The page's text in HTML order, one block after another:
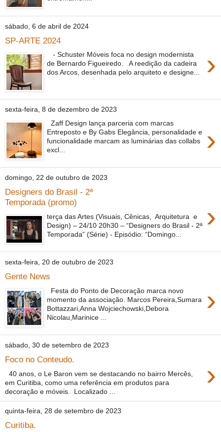
sábado, 6 de abril de 2024
SP-ARTE 2024
›
- Schuster Móveis foca no design modernista
de Bernardo Figueiredo. A reedição da cadeira
dos Arcos, desenhada pelo arquiteto e designe...
sexta-feira, 8 de dezembro de 2023
›
Zaff Design lança parceria com marcas
Entreposto e By Gabs Elegância, personalidade e
funcionalidade marcam as luminárias das collabs
excl...
domingo, 22 de outubro de 2023
Designers do Brasil - 2ª
Temporada (promo)
›
terça das Artes (Visuais, Cênicas, Arquitetura e
Design) – 24/10 20h30 – “Designers do Brasil - 2ª
Temporada” (Série) - Episódio: “Domingo...
sexta-feira, 20 de outubro de 2023
Gente News
›
Festa do Ponto de Decoração marca novo
momento da associação. Marcos Pereira,Sumara
Bottazzari,Anna Wojciechowski,Debora
Nicolau,Marinice ...
sábado, 30 de setembro de 2023
Foco no Conteudo. ›
40 anos, o Le Baron vem se destacando no bairro Mercês,
em Curitiba, como uma referência em produtos para
decoração e móveis. Localizado ...
quinta-feira, 28 de setembro de 2023
Curitiba.